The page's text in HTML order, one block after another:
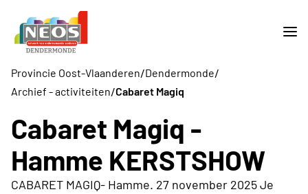
Provincie Oost-Vlaanderen/Dendermonde/
Archief - activiteiten/Cabaret Magiq
Cabaret Magiq -
Hamme KERSTSHOW
CABARET MAGIQ- Hamme. 27 november 2025 Je